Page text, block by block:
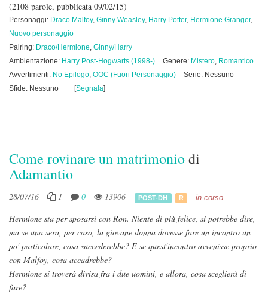
(2108 parole, pubblicata 09/02/15)
Personaggi: Draco Malfoy, Ginny Weasley, Harry Potter, Hermione Granger,
Nuovo personaggio
Pairing: Draco/Hermione, Ginny/Harry
Ambientazione: Harry Post-Hogwarts (1998-) Genere: Mistero, Romantico
Avvertimenti: No Epilogo, OOC (Fuori Personaggio)
Serie: Nessuno
Sfide: Nessuno
[Segnala]
Come rovinare un matrimoniodi
Adamantio
28/07/16 1 0 13906 POST-DH R in corso
Hermione sta per sposarsi con Ron. Niente di più felice, si potrebbe dire,
ma se una sera, per caso, la giovane donna dovesse fare un incontro un
po' particolare, cosa succederebbe? E se quest'incontro avvenisse proprio
con Malfoy, cosa accadrebbe?
Hermione si troverà divisa fra i due uomini, e allora, cosa sceglierà di
fare?